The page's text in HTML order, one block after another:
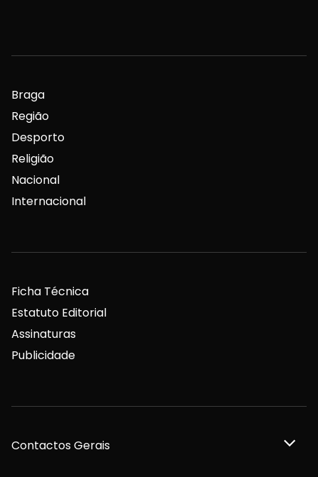
Braga
Região
Desporto
Religião
Nacional
Internacional
Ficha Técnica
Estatuto Editorial
Assinaturas
Publicidade
Contactos Gerais